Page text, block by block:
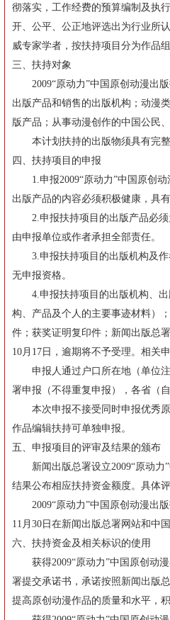
彻落实，工作经费的预算编制及执
开、公平、公正地评选出为行业所
威专家学者，按扶持项目分为作品
三、扶持对象
2009“原动力”中国原创动漫出版
出版产品和销售的出版机构；动漫
版产品；从事动漫创作的中国公民
本计划扶持的出版物须具有完整
四、扶持项目的申报
1.申报2009“原动力”中国原创动
出版产品的内容必须积极健康，具
2.申报扶持项目的出版产品必须
由申报单位或作者承担全部责任。
3.申报扶持项目的出版机构及作
无申报资格。
4.申报扶持项目的出版机构、出
构、产品及个人的主要事迹材料）
件；获奖证明复印件；新闻出版总
10月17日，逾期将不予受理。相关
申报人通过户口所在地（单位注
署申报（不得重复申报），各省（
本次申报不接受同时申报优秀原
作品编辑扶持可单独申报。
五、申报项目的评审及结果的颁布
新闻出版总署设立2009“原动力”
结果公布相应扶持资金额度。具体
2009“原动力”中国原创动漫出版
11月30日在新闻出版总署网站和中
六、扶持资金及相关标识的使用
获得2009“原动力”中国原创动漫
署提交承诺书，承诺按照新闻出版
提高原创动漫作品的质量和水平，